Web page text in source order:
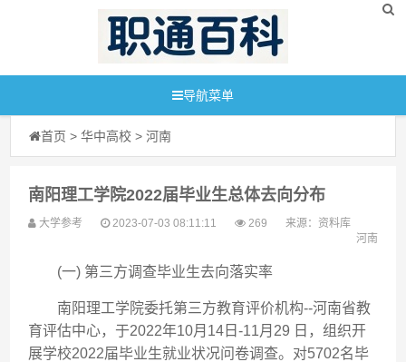
导航菜单
首页 >华中高校 >河南
南阳理工学院2022届毕业生总体去向分布
大学参考 来源： 资料库
2023-07-03 08:11:11
269
河南
(一) 第三方调查毕业生去向落实率
南阳理工学院委托第三方教育评价机构--河南省教
育评估中心，于2022年10月14日-11月29 日，组织开
展学校2022届毕业生就业状况问卷调查。对5702名毕